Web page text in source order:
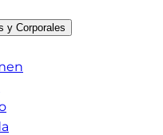
y Corporales